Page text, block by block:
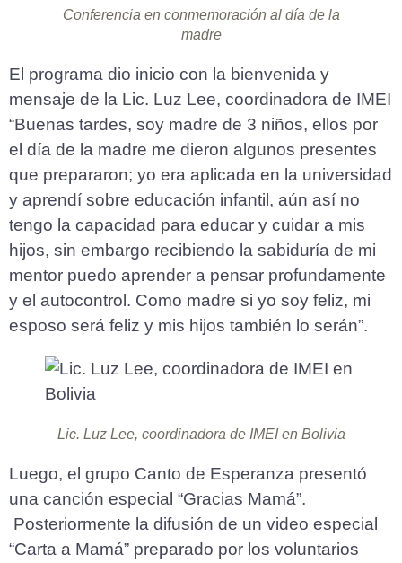
Conferencia en conmemoración al día de la
madre
El programa dio inicio con la bienvenida y
mensaje de la Lic. Luz Lee, coordinadora de IMEI
“Buenas tardes, soy madre de 3 niños, ellos por
el día de la madre me dieron algunos presentes
que prepararon; yo era aplicada en la universidad
y aprendí sobre educación infantil, aún así no
tengo la capacidad para educar y cuidar a mis
hijos, sin embargo recibiendo la sabiduría de mi
mentor puedo aprender a pensar profundamente
y el autocontrol. Como madre si yo soy feliz, mi
esposo será feliz y mis hijos también lo serán”.
Lic. Luz Lee, coordinadora de IMEI en Bolivia
Luego, el grupo Canto de Esperanza presentó
una canción especial “Gracias Mamá”.
Posteriormente la difusión de un video especial
“Carta a Mamá” preparado por los voluntarios